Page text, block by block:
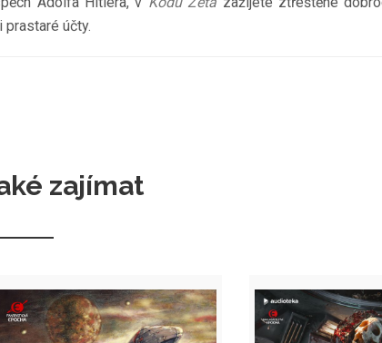
účty.
zajímat